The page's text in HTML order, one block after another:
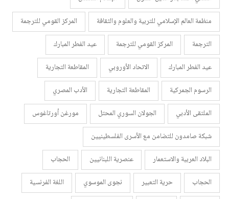
منظمة العالم الإسلامي للتربية والعلوم والثقافة
المركز القومي للترجمة
الترجمة
المركز القومي للترجمة
عيد الفطر المبارك
عيد الفطر المبارك
الاتحاد الأوروبي
المقاطعة التجارية
الرسوم الجمركية
المقاطعة التجارية
الأدب المصري
الملتقى الأدبي
الجولان السوري المحتل
مورغن أورتاغوس
شبكة صامدون للتضامن مع الأسرى الفلسطينيين
البلاد العربية والاستعمار
عنصرية اللبنانيين
الحجاب
الحجاب
حرية التعبير نجوى الموسوي
اللغة الفرنسية